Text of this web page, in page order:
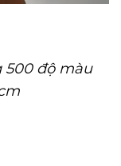
500 độ màu